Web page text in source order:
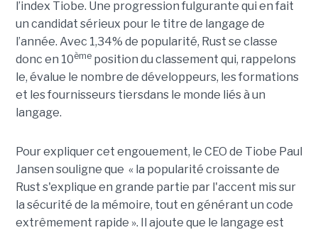
l’index Tiobe. Une progression fulgurante qui en fait
un candidat sérieux pour le titre de langage de
l’année. Avec 1,34% de popularité, Rust se classe
donc en 10èmeposition du classement qui, rappelons
le, évalue le nombre de développeurs, les formations
et les fournisseurs tiersdans le monde liés à un
langage.
Pour expliquer cet engouement, le CEO de Tiobe Paul
Jansen souligne que « la popularité croissante de
Rust s'explique en grande partie par l'accent mis sur
la sécurité de la mémoire, tout en générant un code
extrêmement rapide ». Il ajoute que le langage est